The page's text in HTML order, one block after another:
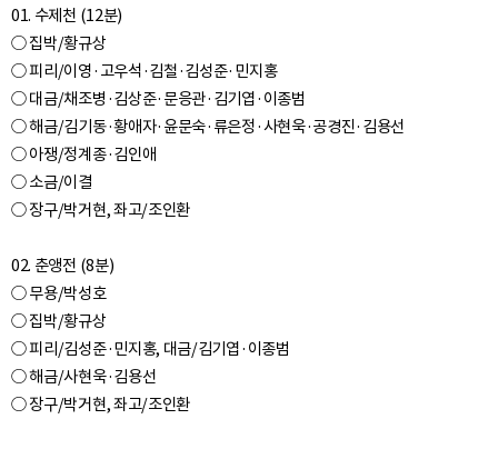
01. 수제천 (12분)
○ 집박/황규상
○ 피리/이영·고우석·김철·김성준·민지홍
○ 대금/채조병·김상준·문응관·김기엽·이종범
○ 해금/김기동·황애자·윤문숙·류은정·사현욱·공경진·김용선
○ 아쟁/정계종·김인애
○ 소금/이결
○ 장구/박거현, 좌고/조인환
02. 춘앵전 (8분)
○ 무용/박성호
○ 집박/황규상
○ 피리/김성준·민지홍, 대금/김기엽·이종범
○ 해금/사현욱·김용선
○ 장구/박거현, 좌고/조인환